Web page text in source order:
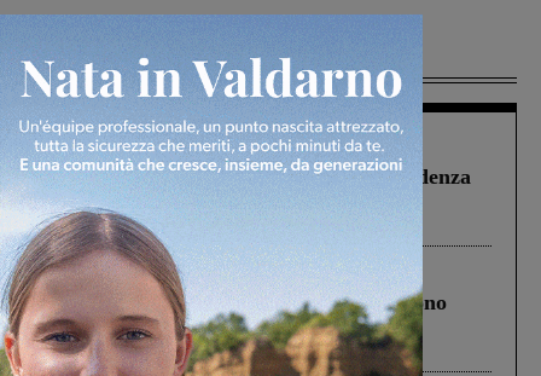
Più lette
Figline Incisa Valdarno 1 Agosto 2026
Piscina di Figline finanziata oltre la scadenza
Pnrr, il gruppo di Fratelli d’Italia: “Un
ringraziamento al Governo”
Cronaca 4 Agosto 2026
Un anno fa la strage in A1 in cui morirono
Gianni, Giulia e Franco. Lo schianto, il
processo, lo stop ai sorpassi fra tir....